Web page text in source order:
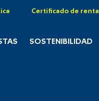
Certificado de renta
SOSTENIBILIDAD